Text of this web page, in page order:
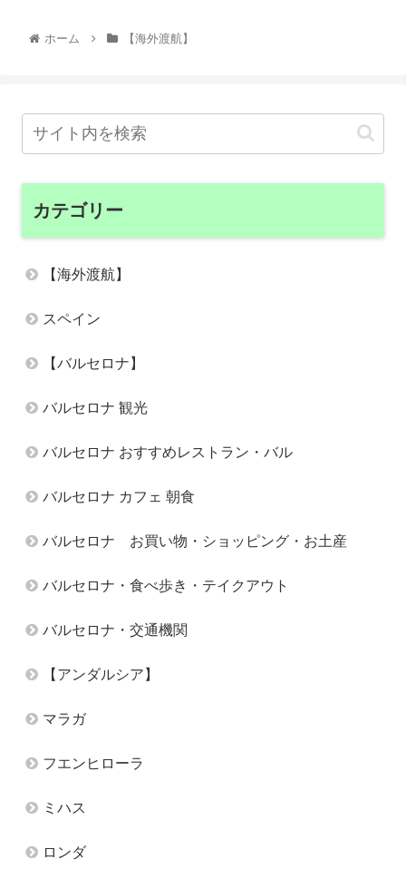
ホーム 【海外渡航】
カテゴリー
【海外渡航】
スペイン
【バルセロナ】
バルセロナ 観光
バルセロナ おすすめレストラン・バル
バルセロナ カフェ 朝食
バルセロナ お買い物・ショッピング・お土産
バルセロナ・食べ歩き・テイクアウト
バルセロナ・交通機関
【アンダルシア】
マラガ
フエンヒローラ
ミハス
ロンダ